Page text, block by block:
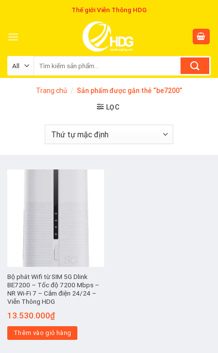
Thế giới Viễn Thông HDG
Trang chủ / Sản phẩm được gắn thẻ “be7200”
LỌC
Bộ phát Wifi từ SIM 5G Dlink
BE7200 – Tốc độ 7200 Mbps –
NR Wi-Fi 7 – Cắm điện 24/24 –
Viễn Thông HDG
13.530.000₫
Thêm vào giỏ hàng